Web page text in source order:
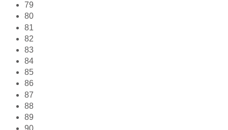
79
80
81
82
83
84
85
86
87
88
89